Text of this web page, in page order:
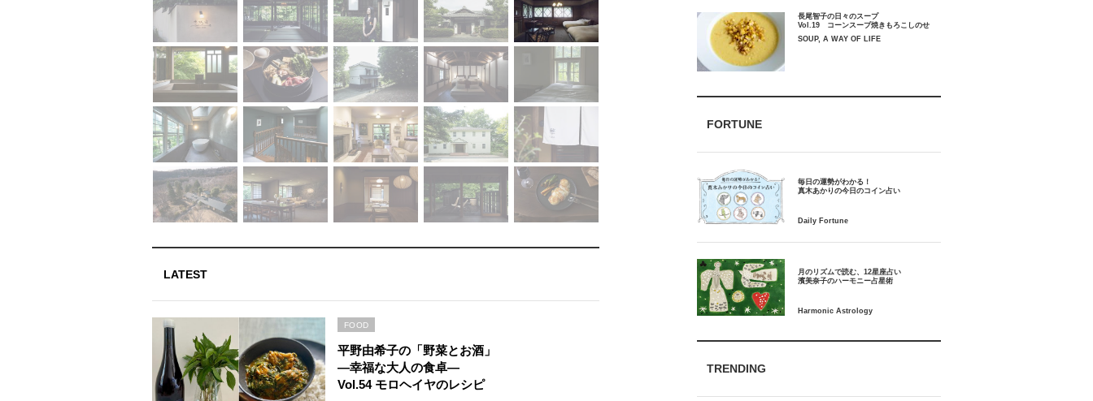
LATEST
平野由希子の「野菜とお酒」
―幸福な大人の食卓―
Vol.54 モロヘイヤのレシピ
FOOD
長尾智子の日々のスープ
Vol.19 コーンスープ焼きもろこしのせ
SOUP, A WAY OF LIFE
FORTUNE
毎日の運勢がわかる！
月のリズムで読む、12星座占い
TRENDING